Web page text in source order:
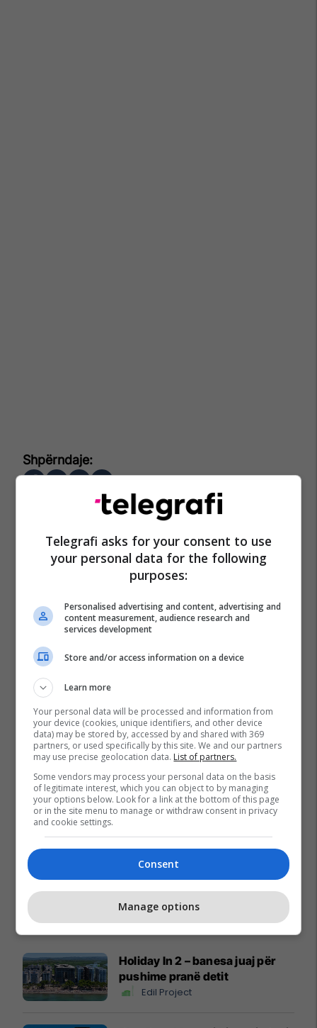
Promo Reklamo këtu
Holiday In 2 – banesa juaj për
pushime pranë detit
Edil Project
Telegrafi asks for your consent to use
your personal data for the following
purposes:
Personalised advertising and content, advertising and
content measurement, audience research and
services development
Store and/or access information on a device
Learn more
Your personal data will be processed and information from
your device (cookies, unique identifiers, and other device
data) may be stored by, accessed by and shared with 369
partners, or used specifically by this site. We and our partners
may use precise geolocation data. List of partners.
Some vendors may process your personal data on the basis
of legitimate interest, which you can object to by managing
your options below. Look for a link at the bottom of this page
or in the site menu to manage or withdraw consent in privacy
and cookie settings.
Consent
Manage options